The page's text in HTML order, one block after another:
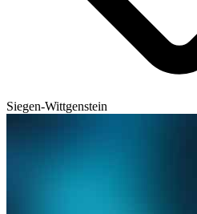
Siegen-Wittgenstein